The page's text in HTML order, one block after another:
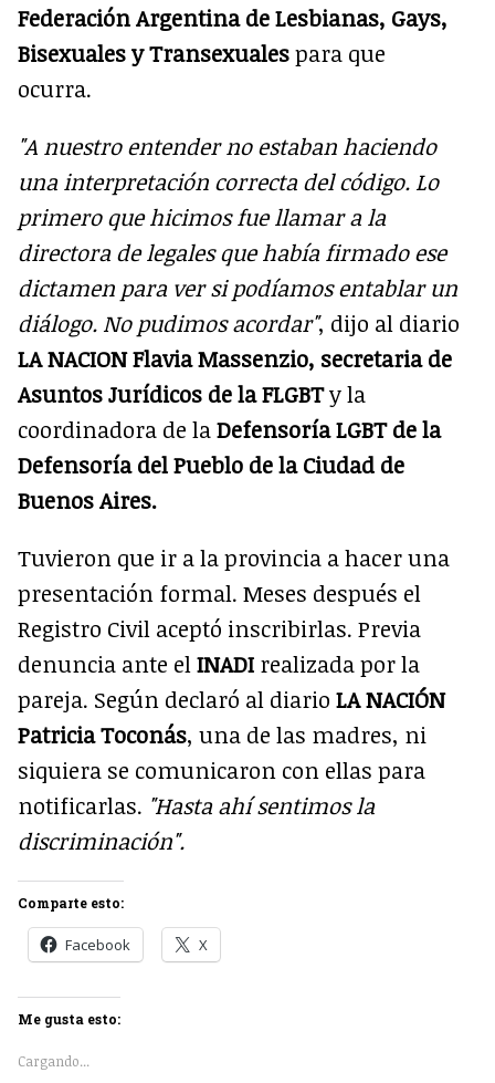
Federación Argentina de Lesbianas, Gays,
Bisexuales y Transexualespara que
ocurra.
"A nuestro entender no estaban haciendo
una interpretación correcta del código. Lo
primero que hicimos fue llamar a la
directora de legales que había firmado ese
dictamen para ver si podíamos entablar un
diálogo. No pudimos acordar", dijo al diario
LA NACION Flavia Massenzio, secretaria de
Asuntos Jurídicos de la FLGBTy la
coordinadora de laDefensoría LGBT de la
Defensoría del Pueblo de la Ciudad de
Buenos Aires.
Tuvieron que ir a la provincia a hacer una
presentación formal. Meses después el
Registro Civil aceptó inscribirlas. Previa
denuncia ante elINADI realizada por la
pareja. Según declaró al diario LA NACIÓN
PatriciaToconás, una de las madres, ni
siquiera se comunicaron con ellas para
notificarlas. "Hasta ahí sentimos la
discriminación".
Comparte esto:
Facebook X
Me gusta esto:
Cargando...